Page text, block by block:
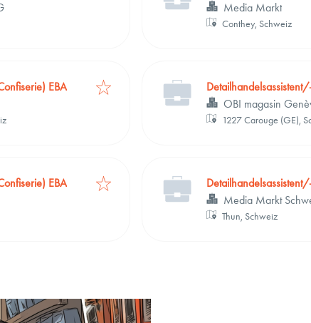
Media Markt
Conthey, Schweiz
EBA
OBI magasin
1227 Carouge (GE),
EBA
Media Markt
Thun, Schweiz